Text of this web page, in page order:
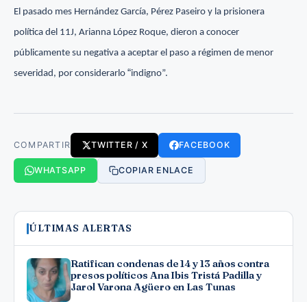
El pasado mes Hernández García, Pérez Paseiro y la prisionera
política del 11J, Arianna López Roque, dieron a conocer
públicamente su negativa a aceptar el paso a régimen de menor
severidad, por considerarlo “indigno”.
COMPARTIR TWITTER / X FACEBOOK
WHATSAPP COPIAR ENLACE
ÚLTIMAS ALERTAS
Ratifican condenas de 14 y 13 años contra
presos políticos Ana Ibis Tristá Padilla y
Jarol Varona Agüero en Las Tunas